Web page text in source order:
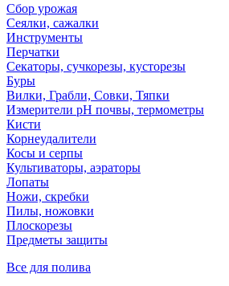
Сбор урожая
Сеялки, сажалки
Инструменты
Перчатки
Секаторы, сучкорезы, кусторезы
Буры
Вилки, Грабли, Совки, Тяпки
Измерители pH почвы, термометры
Кисти
Корнеудалители
Косы и серпы
Культиваторы, аэраторы
Лопаты
Ножи, скребки
Пилы, ножовки
Плоскорезы
Предметы защиты
Все для полива